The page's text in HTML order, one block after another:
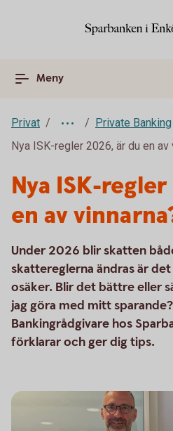
Meny
Privat
Private Banking
Nya ISK-regler 2026, är du en av
Nya ISK-
en av
Under 2026 blir skatten
skattereglerna ändras är
osäker. Blir det bättre eller
jag göra med mitt
Bankingrådgivare hos
förklarar och ger dig tips.